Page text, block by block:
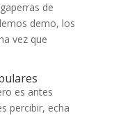
de
demo, los
vez que
es antes
percibir, echa